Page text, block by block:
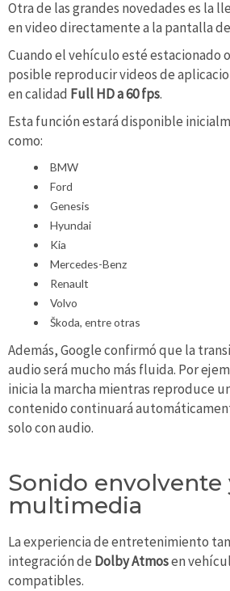
Otra de las grandes novedades es la
en video directamente a la pantalla
Cuando el vehículo esté estacionado
posible reproducir videos de
en calidad Full HD a 60 fps.
Esta función estará disponible
como:
BMW
Ford
Genesis
Hyundai
Kia
Mercedes-Benz
Renault
Volvo
Škoda, entre otras
Además, Google confirmó que la
audio será mucho más fluida. Por
inicia la marcha mientras reproduce
contenido continuará
solo con audio.
Sonido envolvente
multimedia
La experiencia de entretenimiento
integración de Dolby Atmosen
compatibles.